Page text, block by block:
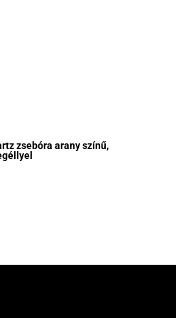
zsebóra arany színű,